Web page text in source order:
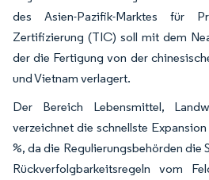
des Asien-Pazifik-Marktes für
Zertifizierung (TIC) soll mit dem
der die Fertigung von der
und Vietnam verlagert.
Der Bereich Lebensmittel,
verzeichnet die schnellste
%, da die Regulierungsbehörden die
Rückverfolgbarkeitsregeln vom